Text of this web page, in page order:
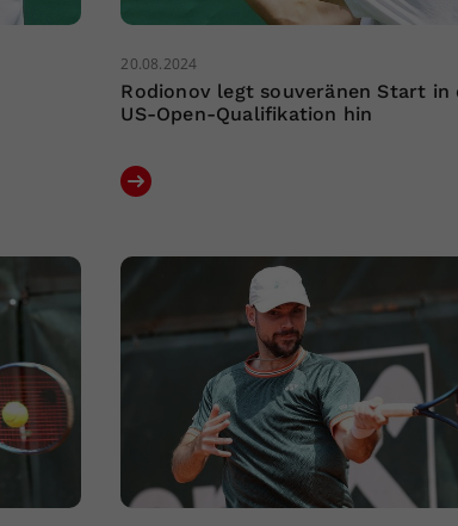
20.08.2024
Rodionov legt souveränen Start in
US-Open-Qualifikation hin